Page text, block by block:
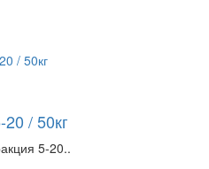
/ 50кг
5-20..